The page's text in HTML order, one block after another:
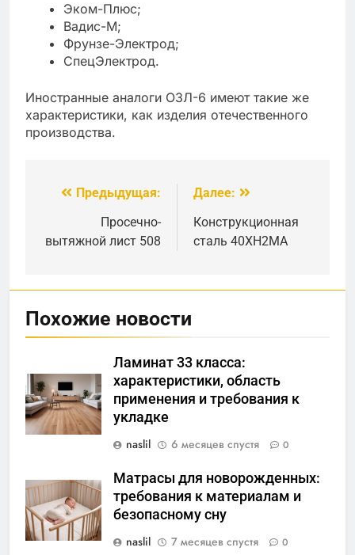
Эком-Плюс;
Вадис-М;
Фрунзе-Электрод;
СпецЭлектрод.
Иностранные аналоги ОЗЛ-6 имеют такие же
характеристики, как изделия отечественного
производства.
Навигация
Предыдущая:
Просечно-
вытяжной лист 508
Далее:
Конструкционная
сталь 40ХН2МА
Похожие новости
Ламинат 33 класса:
характеристики, область
применения и требования к
укладке
naslil
6 месяцев спустя 0
Матрасы для новорожденных:
требования к материалам и
безопасному сну
naslil
7 месяцев спустя 0